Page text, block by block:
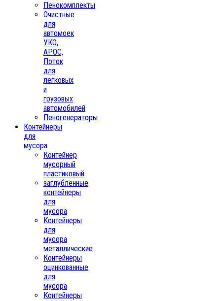
Пенокомплекты
Очистные
для
автомоек
УКО,
АРОС,
Поток
для
легковых
и
грузовых
автомобилей
Пеногенераторы
Контейнеры
для
мусора
Контейнер
мусорный
пластиковый
заглубленные
контейнеры
для
мусора
Контейнеры
для
мусора
металлические
Контейнеры
оцинкованные
для
мусора
Контейнеры